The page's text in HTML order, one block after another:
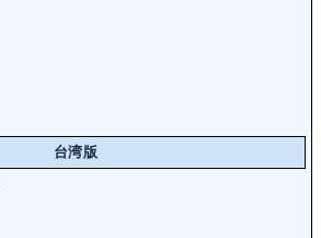
台湾版